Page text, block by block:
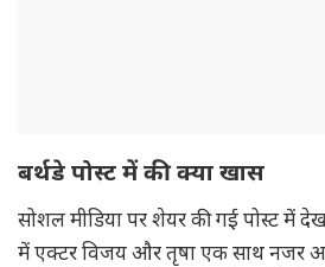
बर्थडे पोस्ट में की क्या खास
सोशल मीडिया पर शेयर की गई पोस्ट में
में एक्टर विजय और तृषा एक साथ नजर